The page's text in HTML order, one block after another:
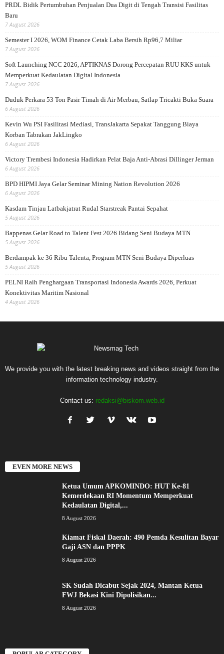
PRDL Bidik Pertumbuhan Penjualan Dua Digit di Tengah Transisi Fasilitas
Baru
7 August 2026
Semester I 2026, WOM Finance Cetak Laba Bersih Rp96,7 Miliar
7 August 2026
Soft Launching NCC 2026, APTIKNAS Dorong Percepatan RUU KKS untuk
Memperkuat Kedaulatan Digital Indonesia
7 August 2026
Duduk Perkara 53 Ton Pasir Timah di Air Merbau, Satlap Tricakti Buka Suara
6 August 2026
Kevin Wu PSI Fasilitasi Mediasi, TransJakarta Sepakat Tanggung Biaya
Korban Tabrakan JakLingko
6 August 2026
Victory Trembesi Indonesia Hadirkan Pelat Baja Anti-Abrasi Dillinger Jerman
6 August 2026
BPD HIPMI Jaya Gelar Seminar Mining Nation Revolution 2026
6 August 2026
Kasdam Tinjau Latbakjatrat Rudal Starstreak Pantai Sepahat
5 August 2026
Bappenas Gelar Road to Talent Fest 2026 Bidang Seni Budaya MTN
5 August 2026
Berdampak ke 36 Ribu Talenta, Program MTN Seni Budaya Diperluas
5 August 2026
PELNI Raih Penghargaan Transportasi Indonesia Awards 2026, Perkuat
Konektivitas Maritim Nasional
4 August 2026
We provide you with the latest breaking news and videos straight from the
information technology industry.
Contact us: redaksi@biskom.web.id
EVEN MORE NEWS
Ketua Umum APKOMINDO: HUT Ke-81
Kemerdekaan RI Momentum Memperkuat
Kedaulatan Digital,...
8 August 2026
Kiamat Fiskal Daerah: 490 Pemda Kesulitan Bayar
Gaji ASN dan PPPK
8 August 2026
SK Sudah Dicabut Sejak 2024, Mantan Ketua
FWJ Bekasi Kini Dipolisikan...
8 August 2026